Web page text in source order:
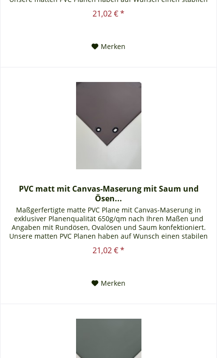
21,02 € *
Merken
PVC matt mit Canvas-Maserung mit Saum und
Ösen...
Maßgerfertigte matte PVC Plane mit Canvas-Maserung in
exklusiver Planenqualität 650g/qm nach Ihren Maßen und
Angaben mit Rundösen, Ovalösen und Saum konfektioniert.
Unsere matten PVC Planen haben auf Wunsch einen stabilen
21,02 € *
Merken